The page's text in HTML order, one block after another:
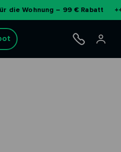
– 99 € Rabatt +++